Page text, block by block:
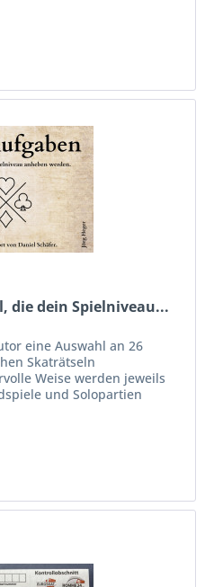
die dein Spielniveau...
eine Auswahl an 26
Skaträtseln
Weise werden jeweils
und Solopartien